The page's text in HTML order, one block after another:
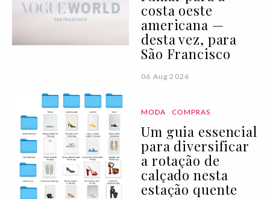
costa oeste
americana —
desta vez, para
São Francisco
06 Aug 2026
MODA COMPRAS
Um guia essencial
para diversificar
a rotação de
calçado nesta
estação quente